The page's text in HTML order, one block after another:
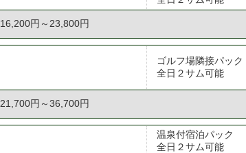
16,200円～23,800円
ゴルフ場隣接パック
全日２サム可能
21,700円～36,700円
温泉付宿泊パック
全日２サム可能